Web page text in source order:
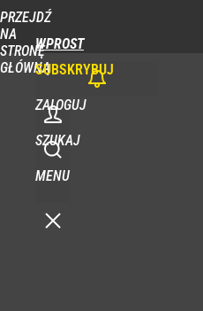
PRZEJDŹ
NA
STRONĘ
GŁÓWNĄ
WPROST
SUBSKRYBUJ
ZALOGUJ
SZUKAJ
MENU